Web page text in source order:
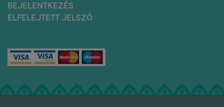
BEJELENTKEZÉS
ELFELEJTETT JELSZÓ